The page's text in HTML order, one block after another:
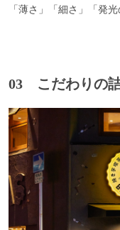
「薄さ」「細さ」「発
03 こだわりの